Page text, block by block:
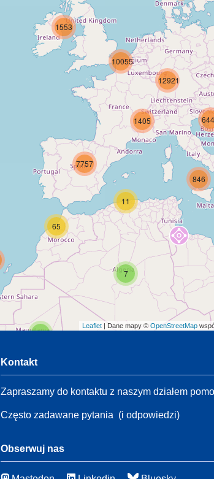
2
2
21
40
7
1553
11
65
7757
846
1405
10055
12921
Leaflet | Dane mapy © OpenStreetMap
Kontakt
Zapraszamy do kontaktu z naszym działem
Często zadawane pytania (i odpowiedzi)
Obserwuj nas